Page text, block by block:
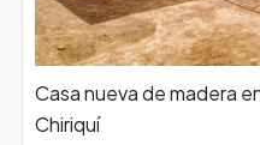
Casa nueva de madera
Chiriquí